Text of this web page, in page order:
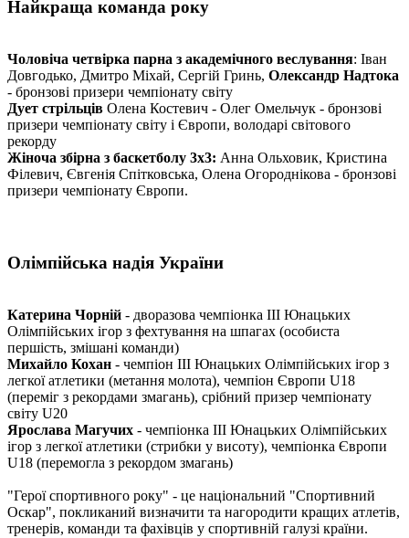
Найкраща команда року
Чоловіча четвірка парна з академічного веслування: Іван
Довгодько, Дмитро Міхай, Сергій Гринь, Олександр Надтока
- бронзові призери чемпіонату світу
Дует стрільців Олена Костевич - Олег Омельчук - бронзові
призери чемпіонату світу і Європи, володарі світового
рекорду
Жіноча збірна з баскетболу 3х3: Анна Ольховик, Кристина
Філевич, Євгенія Спітковська, Олена Огороднікова - бронзові
призери чемпіонату Європи.
Олімпійська надія України
Катерина Чорній - дворазова чемпіонка III Юнацьких
Олімпійських ігор з фехтування на шпагах (особиста
першість, змішані команди)
Михайло Кохан - чемпіон III Юнацьких Олімпійських ігор з
легкої атлетики (метання молота), чемпіон Європи U18
(переміг з рекордами змагань), срібний призер чемпіонату
світу U20
Ярослава Магучих - чемпіонка III Юнацьких Олімпійських
ігор з легкої атлетики (стрибки у висоту), чемпіонка Європи
U18 (перемогла з рекордом змагань)
"Герої спортивного року" - це національний "Спортивний
Оскар", покликаний визначити та нагородити кращих атлетів,
тренерів, команди та фахівців у спортивній галузі країни.